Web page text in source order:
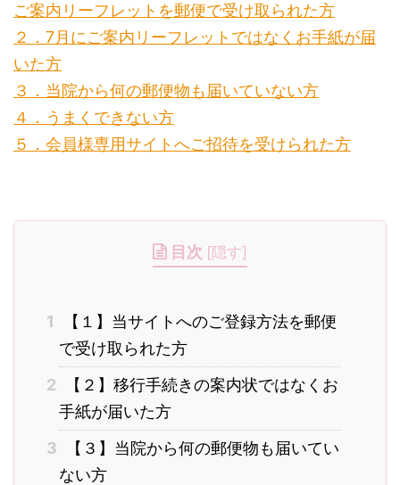
ご案内リーフレットを郵便で受け取られた方
２．7月にご案内リーフレットではなくお手紙が届
いた方
３．当院から何の郵便物も届いていない方
４．うまくできない方
５．会員様専用サイトへご招待を受けられた方
目次 [隠す]
1
【１】当サイトへのご登録方法を郵便
で受け取られた方
2
【２】移行手続きの案内状ではなくお
手紙が届いた方
3
【３】当院から何の郵便物も届いてい
ない方